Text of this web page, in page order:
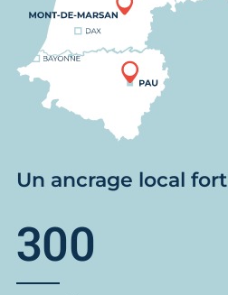
Un ancrage local fort
300